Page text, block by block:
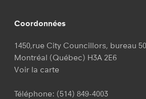
Coordonnées
1450,rue City Councillors, bureau
Montréal (Québec) H3A 2E6
Voir la carte
Téléphone: (514) 849-4003